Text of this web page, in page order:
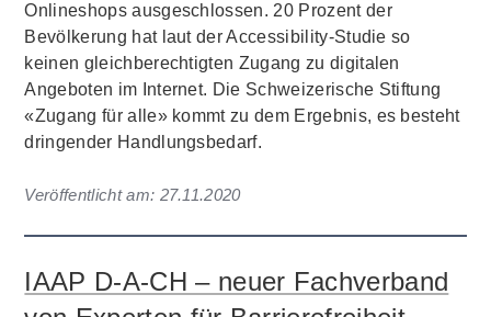
Onlineshops ausgeschlossen. 20 Prozent der
Bevölkerung hat laut der Accessibility-Studie so
keinen gleichberechtigten Zugang zu digitalen
Angeboten im Internet. Die Schweizerische Stiftung
«Zugang für alle» kommt zu dem Ergebnis, es besteht
dringender Handlungsbedarf.
Veröffentlicht am: 27.11.2020
IAAP D-A-CH – neuer Fachverband